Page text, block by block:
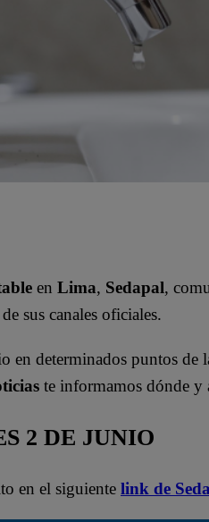
en Lima, Sedapal,
sus canales oficiales.
en determinados puntos
te informamos dónde y
2 DE JUNIO
en el siguiente link de